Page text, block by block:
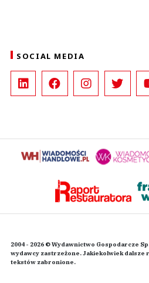
SOCIAL MEDIA
2004 - 2026 © Wydawnictwo Gospodarcze
wydawcy zastrzeżone. Jakiekolwiek
tekstów zabronione.